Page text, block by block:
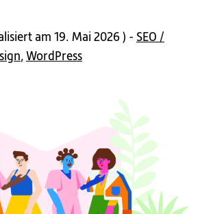
am 19. Mai 2026 ) - SEO /
, WordPress